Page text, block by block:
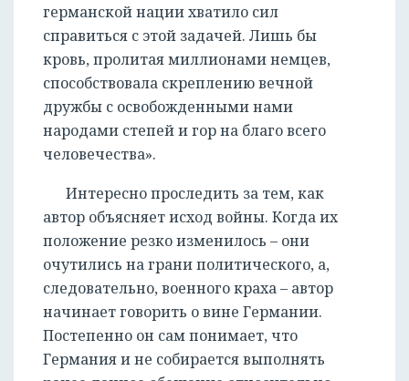
германской нации хватило сил
справиться с этой задачей. Лишь бы
кровь, пролитая миллионами немцев,
способствовала скреплению вечной
дружбы с освобожденными нами
народами степей и гор на благо всего
человечества».
Интересно проследить за тем, как
автор объясняет исход войны. Когда их
положение резко изменилось – они
очутились на грани политического, а,
следовательно, военного краха – автор
начинает говорить о вине Германии.
Постепенно он сам понимает, что
Германия и не собирается выполнять